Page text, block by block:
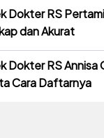
Dokter RS
dan Akurat
Dokter RS Annisa
Cara Daftarnya